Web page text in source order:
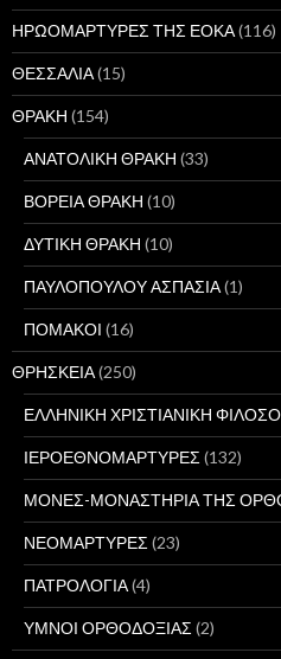
ΗΡΩΟΜΑΡΤΥΡΕΣ ΤΗΣ ΕΟΚΑ(116)
ΘΕΣΣΑΛΙΑ(15)
ΘΡΑΚΗ (154)
ΑΝΑΤΟΛΙΚΗ ΘΡΑΚΗ (33)
ΒΟΡΕΙΑ ΘΡΑΚΗ (10)
ΔΥΤΙΚΗ ΘΡΑΚΗ (10)
ΠΑΥΛΟΠΟΥΛΟΥ ΑΣΠΑΣΙΑ(1)
ΠΟΜΑΚΟΙ (16)
ΘΡΗΣΚΕΙΑ(250)
ΕΛΛΗΝΙΚΗ ΧΡΙΣΤΙΑΝΙΚΗ
ΙΕΡΟΕΘΝΟΜΑΡΤΥΡΕΣ (132)
ΜΟΝΕΣ-ΜΟΝΑΣΤΗΡΙΑ ΤΗΣ
ΝΕΟΜΑΡΤΥΡΕΣ (23)
ΠΑΤΡΟΛΟΓΙΑ(4)
ΥΜΝΟΙ ΟΡΘΟΔΟΞΙΑΣ (2)